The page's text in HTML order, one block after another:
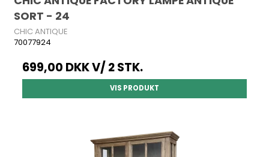
SORT - 24
CHIC ANTIQUE
70077924
699,00 DKKV/ 2 STK.
VIS PRODUKT